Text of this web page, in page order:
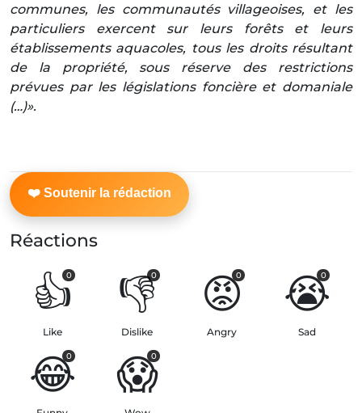
communes, les communautés villageoises, et les
particuliers exercent sur leurs forêts et leurs
établissements aquacoles, tous les droits résultant
de la propriété, sous réserve des restrictions
prévues par les législations foncière et domaniale
(…)».
Réactions
👍
0
Like
👎
0
Dislike
😡
0
Angry
😭
0
Sad
😂
0 😱
0